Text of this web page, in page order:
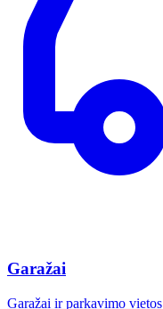
Garažai
Garažai ir parkavimo vietos